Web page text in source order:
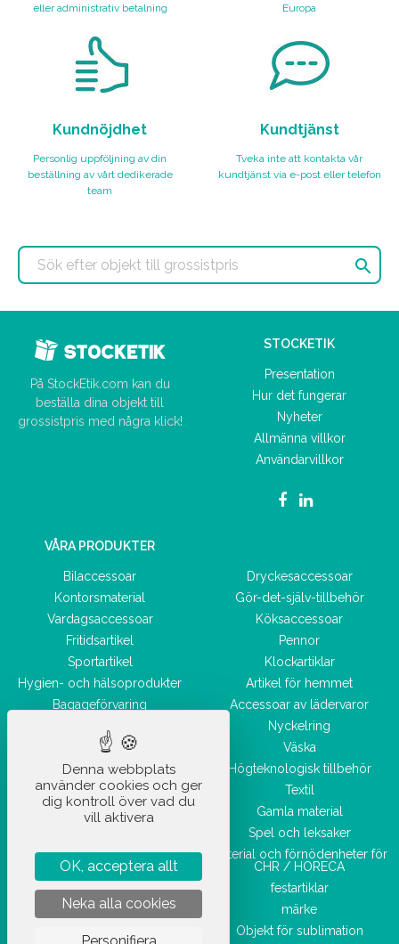
eller administrativ betalning
Europa
Kundnöjdhet
Personlig uppföljning av din
beställning av vårt dedikerade
team
Kundtjänst
Tveka inte att kontakta vår
kundtjänst via e-post eller telefon

På StockEtik.com kan du
beställa dina objekt till
grossistpris med några klick!
STOCKETIK
Presentation
Hur det fungerar
Nyheter
Allmänna villkor
Användarvillkor
VÅRA PRODUKTER
Bilaccessoar
Kontorsmaterial
Vardagsaccessoar
Fritidsartikel
Sportartikel
Hygien- och hälsoprodukter
Bagageförvaring
Dryckesaccessoar
Gör-det-själv-tillbehör
Köksaccessoar
Pennor
Klockartiklar
Artikel för hemmet
Accessoar av lädervaror
Nyckelring
Väska
Högteknologisk tillbehör
Textil
Gamla material
Spel och leksaker
Material och förnödenheter för
CHR / HORECA
festartiklar
märke
Objekt för sublimation
Denna webbplats
använder cookies och ger
dig kontroll över vad du
vill aktivera
OK, acceptera allt
Neka alla cookies